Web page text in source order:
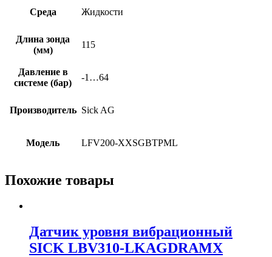
Среда Жидкости
Длина зонда
(мм)
115
Давление в
системе (бар)
-1…64
Производитель Sick AG
Модель LFV200-XXSGBTPML
Похожие товары
Датчик уровня вибрационный
SICK LBV310-LKAGDRAMX